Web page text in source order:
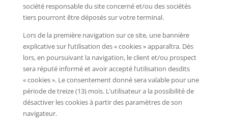
société responsable du site concerné et/ou des sociétés
tiers pourront être déposés sur votre terminal.
Lors de la première navigation sur ce site, une bannière
explicative sur l’utilisation des « cookies » apparaîtra. Dès
lors, en poursuivant la navigation, le client et/ou prospect
sera réputé informé et avoir accepté l’utilisation desdits
« cookies ». Le consentement donné sera valable pour une
période de treize (13) mois. L’utilisateur a la possibilité de
désactiver les cookies à partir des paramètres de son
navigateur.